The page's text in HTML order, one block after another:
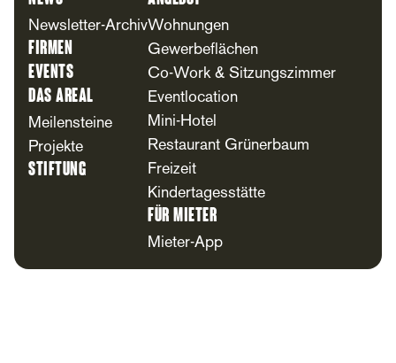
Newsletter-Archiv
Firmen
Events
Das Areal
Meilensteine
Projekte
Stiftung
Wohnungen
Gewerbeflächen
Co-Work & Sitzungszimmer
Eventlocation
Mini-Hotel
Restaurant Grünerbaum
Freizeit
Kindertagesstätte
Für Mieter
Mieter-App